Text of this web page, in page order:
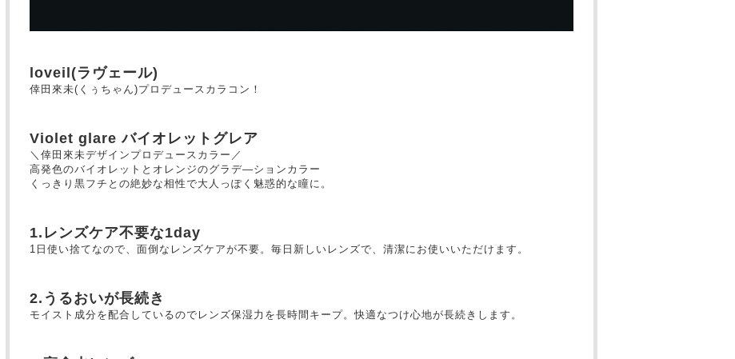
loveil(ラヴェール)
倖田來未(くぅちゃん)プロデュースカラコン！
Violet glare バイオレットグレア
＼倖田來未デザインプロデュースカラー／
高発色のバイオレットとオレンジのグラデ―ションカラー
くっきり黒フチとの絶妙な相性で大人っぽく魅惑的な瞳に。
1.レンズケア不要な1day
1日使い捨てなので、面倒なレンズケアが不要。毎日新しいレンズで、清潔にお使いいただけます。
2.うるおいが長続き
モイスト成分を配合しているのでレンズ保湿力を長時間キープ。快適なつけ心地が長続きします。